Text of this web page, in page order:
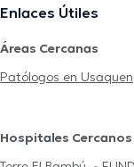
Enlaces Útiles
Áreas Cercanas
Patólogos en Usaquen
Hospitales Cercanos